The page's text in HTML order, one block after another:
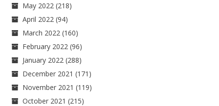
May 2022 (218)
April 2022 (94)
March 2022 (160)
February 2022 (96)
January 2022 (288)
December 2021 (171)
November 2021 (119)
October 2021 (215)